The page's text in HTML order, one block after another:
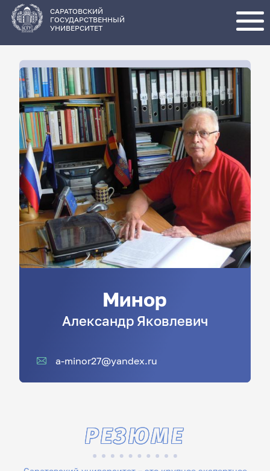
основному
содержанию
САРАТОВСКИЙ
ГОСУДАРСТВЕННЫЙ
УНИВЕРСИТЕТ
Минор
Александр Яковлевич
a-minor27@yandex.ru
РЕЗЮМЕ